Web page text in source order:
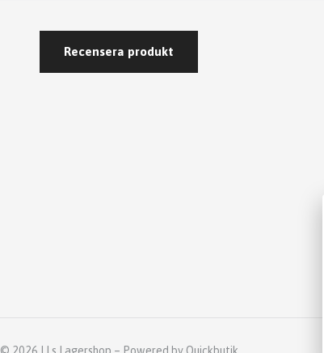
Recensera produkt
© 2026 LLs Lagershop – Powered by Quickbutik